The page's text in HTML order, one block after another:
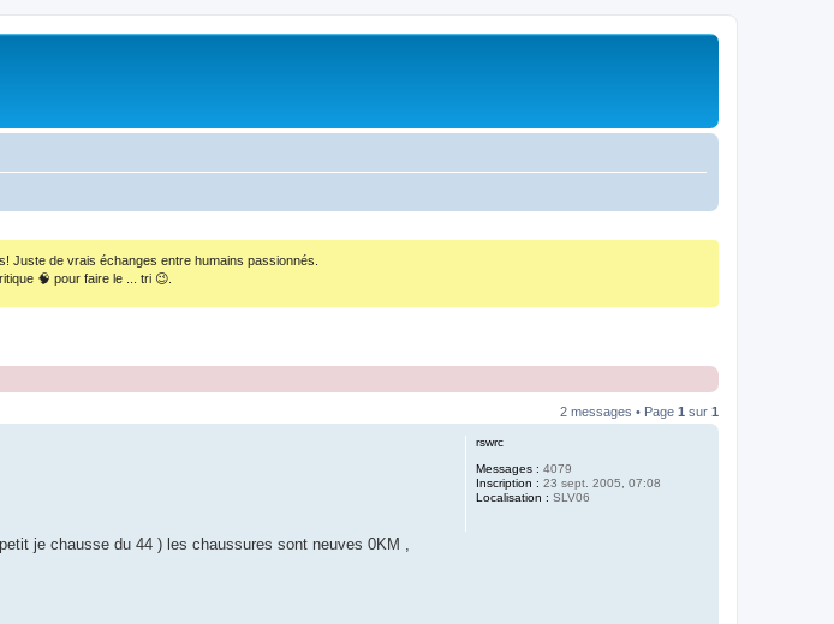
Juste de vrais échanges entre humains passionnés.
🧠 pour faire le ... tri 😉.
2 messages • Page 1 sur 1
rswrc
Messages : 4079
Inscription : 23 sept. 2005, 07:08
Localisation : SLV06
je chausse du 44 ) les chaussures sont neuves 0KM ,